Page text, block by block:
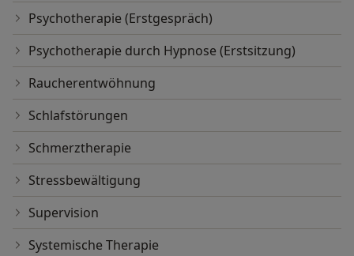
- Zwänge
Psychotherapie (Erstgespräch)
Psychotherapie durch Hypnose (Erstsitzung)
Raucherentwöhnung
Schlafstörungen
Schmerztherapie
Stressbewältigung
Supervision
Systemische Therapie